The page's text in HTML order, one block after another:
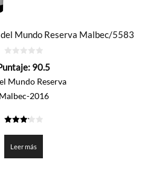
Mundo Reserva Malbec/5583
de
90.5
Mundo Reserva
Malbec-2016
de 5
Leer más